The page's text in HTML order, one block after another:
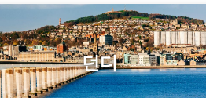
던디